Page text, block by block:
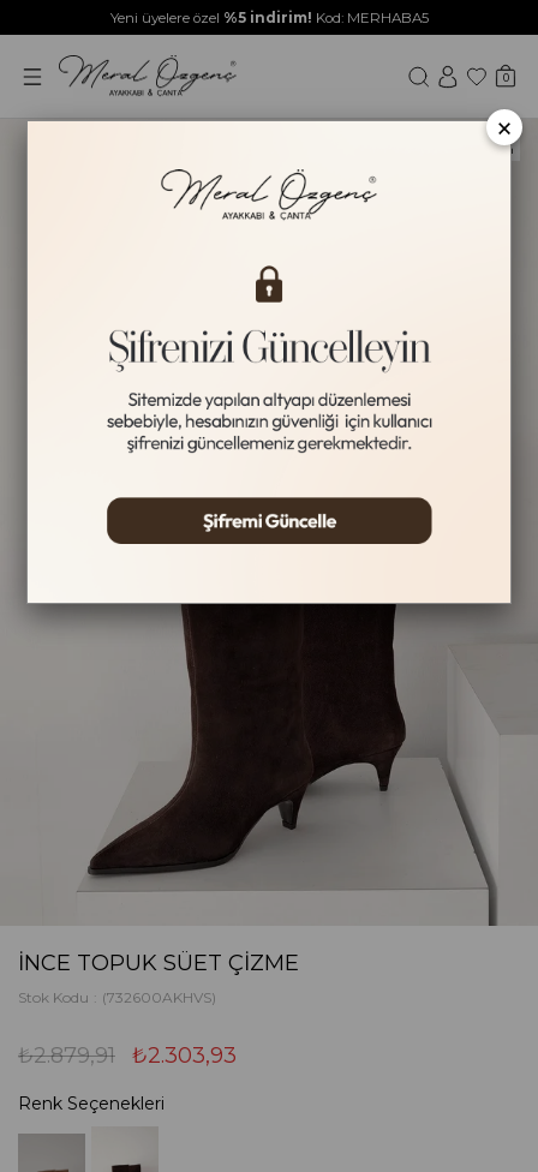
Yeni üyelere özel %5 indirim! Kod: MERHABA5
0
Yeni Ürün
İNCE TOPUK SÜET ÇIZME
Stok Kodu (732600AKHVS)
₺2.879,91 ₺2.303,93
Renk Seçenekleri
×